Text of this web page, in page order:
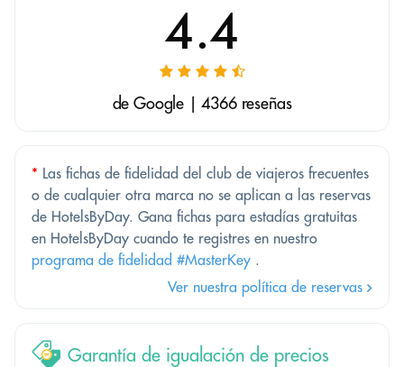
4.4
de Google | 4366 reseñas
* Las fichas de fidelidad del club de viajeros frecuentes
o de cualquier otra marca no se aplican a las reservas
de HotelsByDay. Gana fichas para estadías gratuitas
en HotelsByDay cuando te registres en nuestro
programa de fidelidad #MasterKey .
Ver nuestra política de reservas
Garantía de igualación de precios